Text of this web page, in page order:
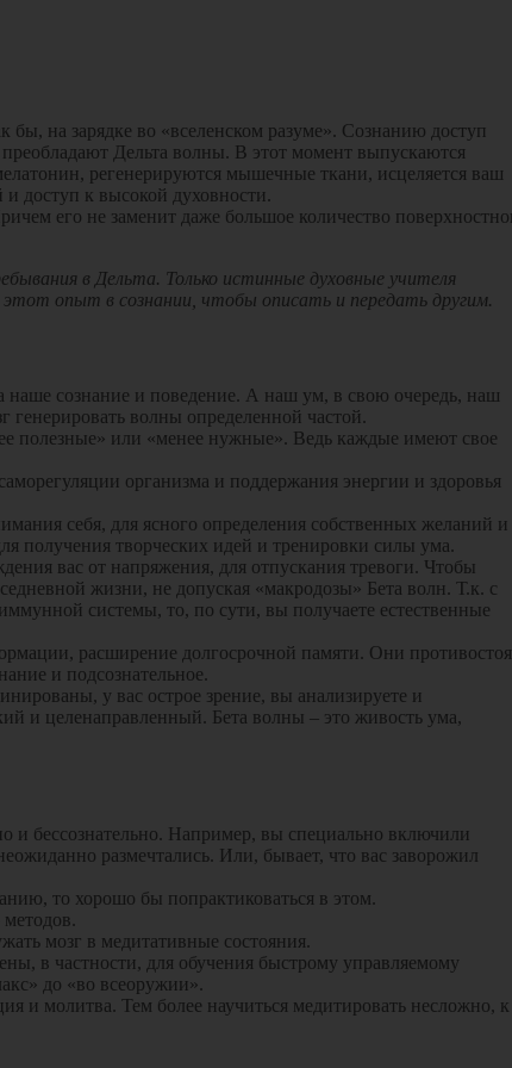
на зарядке во «вселенском разуме». Сознанию доступ
Дельта волны. В этот момент выпускаются
регенерируются мышечные ткани, исцеляется ваш
доступ к высокой духовности.
его не заменит даже большое количество
в Дельта. Только истинные духовные учителя
опыт в сознании, чтобы описать и передать другим.
сознание и поведение. А наш ум, в свою очередь, наш
генерировать волны определенной частой.
полезные» или «менее нужные». Ведь каждые имеют свое
организма и поддержания энергии и здоровья
себя, для ясного определения собственных желаний и
получения творческих идей и тренировки силы ума.
вас от напряжения, для отпускания тревоги. Чтобы
жизни, не допуская «макродозы» Бета волн. Т.к. с
системы, то, по сути, вы получаете естественные
расширение долгосрочной памяти. Они
и подсознательное.
у вас острое зрение, вы анализируете и
и целенаправленный. Бета волны – это живость ума,
и бессознательно. Например, вы специально включили
размечтались. Или, бывает, что вас заворожил
то хорошо бы попрактиковаться в этом.
мозг в медитативные состояния.
в частности, для обучения быстрому управляемому
до «во всеоружии».
и молитва. Тем более научиться медитировать несложно, к